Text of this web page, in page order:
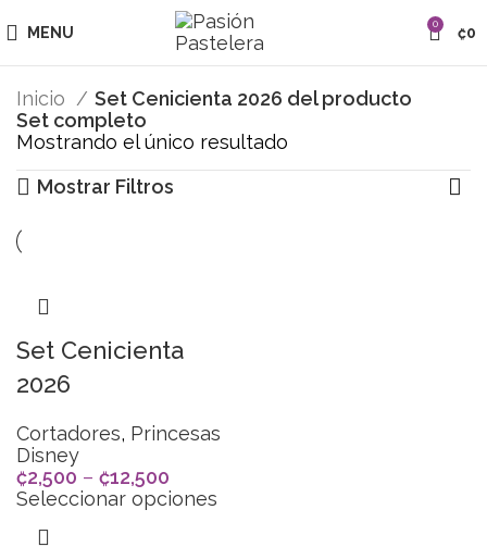
MENU 0 ₡0
Inicio
Set Cenicienta 2026 del producto
Set completo
Mostrando el único resultado
Mostrar Filtros
Set Cenicienta
2026
Cortadores, Princesas
Disney
₡2,500 – ₡12,500
Seleccionar opciones